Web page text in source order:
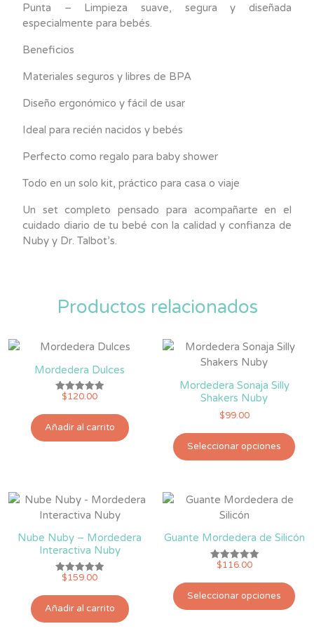
Punta – Limpieza suave, segura y diseñada
especialmente para bebés.
Beneficios
Materiales seguros y libres de BPA
Diseño ergonómico y fácil de usar
Ideal para recién nacidos y bebés
Perfecto como regalo para baby shower
Todo en un solo kit, práctico para casa o viaje
Un set completo pensado para acompañarte en el
cuidado diario de tu bebé con la calidad y confianza de
Nuby y Dr. Talbot’s.
Productos relacionados
Mordedera Dulces
Valorado
5.00
de 5
$120.00
Añadir al carrito
Mordedera Sonaja Silly
Shakers Nuby
$99.00
Seleccionar opciones
se
en
Nube Nuby – Mordedera
Interactiva Nuby
Valorado
5.00
de 5
$159.00
Añadir al carrito
Guante Mordedera de Silicón
Valorado
5.00
de 5
$116.00
Seleccionar opciones